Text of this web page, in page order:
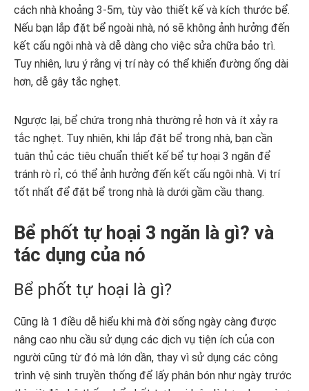
cách nhà khoảng 3-5m, tùy vào thiết kế và kích thước bể.
Nếu bạn lắp đặt bể ngoài nhà, nó sẽ không ảnh hưởng đến
kết cấu ngôi nhà và dễ dàng cho việc sửa chữa bảo trì.
Tuy nhiên, lưu ý rằng vị trí này có thể khiến đường ống dài
hơn, dễ gây tắc nghẹt.
Ngược lại, bể chứa trong nhà thường rẻ hơn và ít xảy ra
tắc nghẹt. Tuy nhiên, khi lắp đặt bể trong nhà, bạn cần
tuân thủ các tiêu chuẩn thiết kế bể tự hoại 3 ngăn để
tránh rò rỉ, có thể ảnh hưởng đến kết cấu ngôi nhà. Vị trí
tốt nhất để đặt bể trong nhà là dưới gầm cầu thang.
Bể phốt tự hoại 3 ngăn là gì? và
tác dụng của nó
Bể phốt tự hoại là gì?
Cũng là 1 điều dễ hiểu khi mà đời sống ngày càng được
nâng cao nhu cầu sử dụng các dịch vụ tiện ích của con
người cũng từ đó mà lớn dần, thay vì sử dụng các công
trình vệ sinh truyền thống để lấy phân bón như ngày trước